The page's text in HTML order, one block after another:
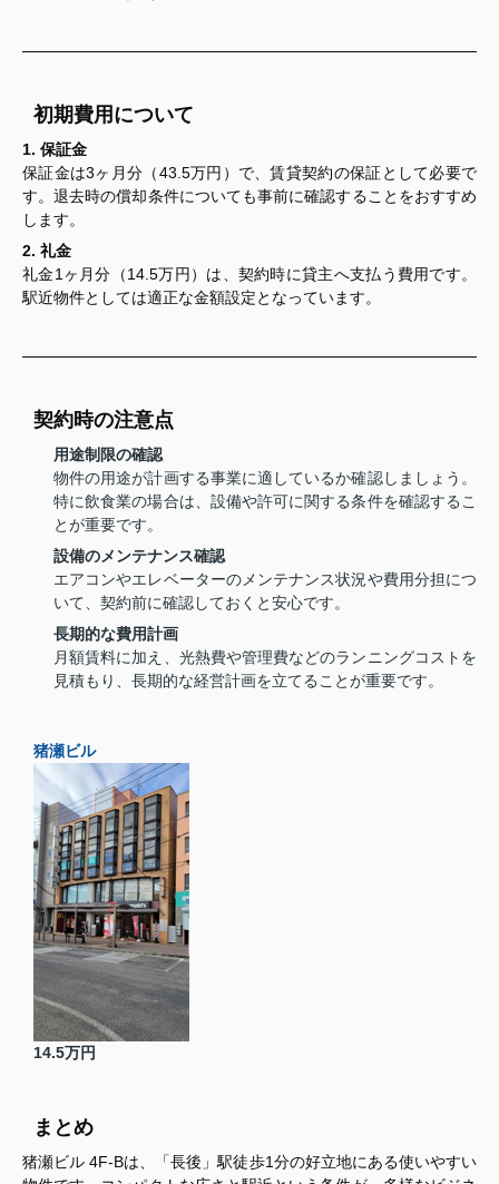
初期費用について
1. 保証金
保証金は3ヶ月分（43.5万円）で、賃貸契約の保証として必要で
す。退去時の償却条件についても事前に確認することをおすすめ
します。
2. 礼金
礼金1ヶ月分（14.5万円）は、契約時に貸主へ支払う費用です。
駅近物件としては適正な金額設定となっています。
契約時の注意点
用途制限の確認
物件の用途が計画する事業に適しているか確認しましょう。
特に飲食業の場合は、設備や許可に関する条件を確認するこ
とが重要です。
設備のメンテナンス確認
エアコンやエレベーターのメンテナンス状況や費用分担につ
いて、契約前に確認しておくと安心です。
長期的な費用計画
月額賃料に加え、光熱費や管理費などのランニングコストを
見積もり、長期的な経営計画を立てることが重要です。
猪瀬ビル
14.5万円
まとめ
猪瀬ビル 4F-Bは、「長後」駅徒歩1分の好立地にある使いやすい